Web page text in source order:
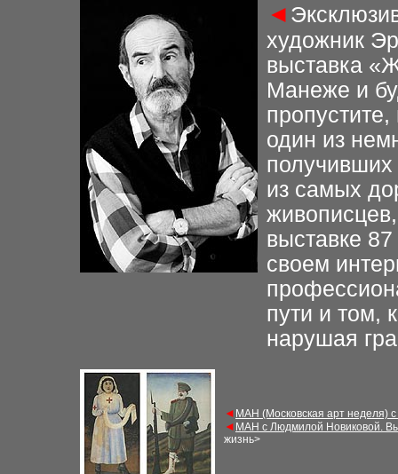
◄
художник
выставка
Манеже и
один из
из самых
выставке
своем
пути и том,
нарушая
◄ МАН (Московская арт неделя)
◄ МАН с Людмилой Новиковой.
жизнь>